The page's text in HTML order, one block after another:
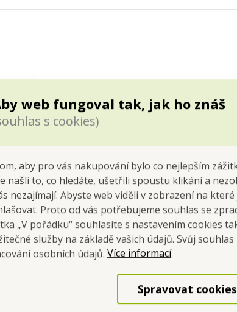
web fungoval tak, jak ho znáš
s cookies)
aby pro vás nakupování bylo co nejlepším
našli to, co hledáte, ušetřili spoustu klikání a
nezajímají. Abyste web viděli v zobrazení na
Proto od vás potřebujeme souhlas se
„V pořádku“ souhlasíte s nastavením cookies
služby na základě vašich údajů. Svůj
osobních údajů.Více informací
Spravovat cookies
Přečti si příběh naší firmy